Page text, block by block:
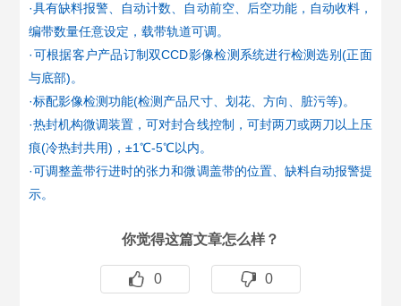
·具有缺料报警、自动计数、自动前空、后空功能，自动收料，
编带数量任意设定，载带轨道可调。
·可根据客户产品订制双CCD影像检测系统进行检测选别(正面
与底部)。
·标配影像检测功能(检测产品尺寸、划花、方向、脏污等)。
·热封机构微调装置，可对封合线控制，可封两刀或两刀以上压
痕(冷热封共用)，±1℃-5℃以内。
·可调整盖带行进时的张力和微调盖带的位置、缺料自动报警提
示。
你觉得这篇文章怎么样？
0 0